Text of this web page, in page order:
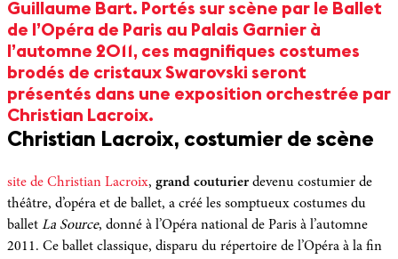
Guillaume Bart. Portés sur scène par le Ballet
de l’Opéra de Paris au Palais Garnier à
l’automne 2011, ces magnifiques costumes
brodés de cristaux Swarovski seront
présentés dans une exposition orchestrée par
Christian Lacroix.
Christian Lacroix, costumier de scène
site de Christian Lacroix, grand couturier devenu costumier de
théâtre, d’opéra et de ballet, a créé les somptueux costumes du
ballet La Source, donné à l’Opéra national de Paris à l’automne
2011. Ce ballet classique, disparu du répertoire de l’Opéra à la fin